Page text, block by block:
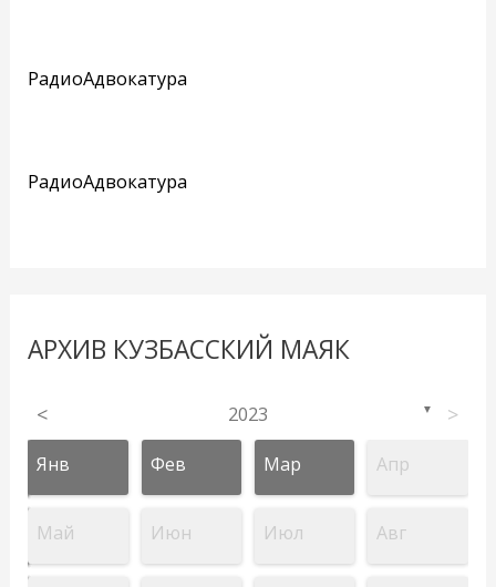
РадиоАдвокатура
РадиоАдвокатура
АРХИВ КУЗБАССКИЙ МАЯК
< 2023 ▼ >
Янв Фев Мар Апр
Май Июн Июл Авг